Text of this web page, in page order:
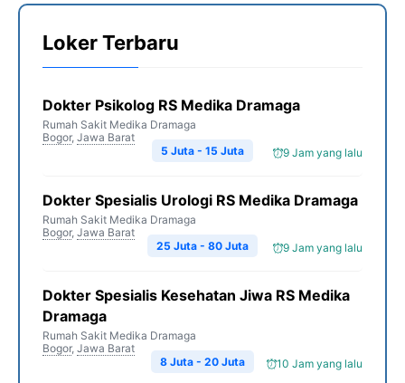
Loker Terbaru
Dokter Psikolog RS Medika Dramaga
Rumah Sakit Medika Dramaga
Bogor, Jawa Barat
9 Jam yang lalu
5 Juta - 15 Juta
Dokter Spesialis Urologi RS Medika Dramaga
Rumah Sakit Medika Dramaga
Bogor, Jawa Barat
9 Jam yang lalu
25 Juta - 80 Juta
Dokter Spesialis Kesehatan Jiwa RS Medika
Dramaga
Rumah Sakit Medika Dramaga
Bogor, Jawa Barat
10 Jam yang lalu
8 Juta - 20 Juta